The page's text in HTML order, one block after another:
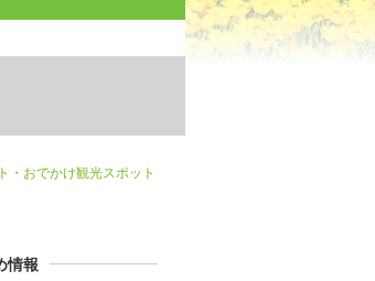
・おでかけ観光スポット
情報